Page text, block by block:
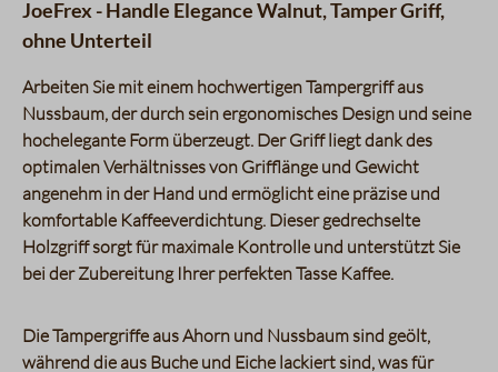
JoeFrex - Handle Elegance Walnut, Tamper Griff,
ohne Unterteil
Arbeiten Sie mit einem hochwertigen Tampergriff aus
Nussbaum, der durch sein ergonomisches Design und seine
hochelegante Form überzeugt. Der Griff liegt dank des
optimalen Verhältnisses von Grifflänge und Gewicht
angenehm in der Hand und ermöglicht eine präzise und
komfortable Kaffeeverdichtung. Dieser gedrechselte
Holzgriff sorgt für maximale Kontrolle und unterstützt Sie
bei der Zubereitung Ihrer perfekten Tasse Kaffee.
Die Tampergriffe aus Ahorn und Nussbaum sind geölt,
während die aus Buche und Eiche lackiert sind, was für